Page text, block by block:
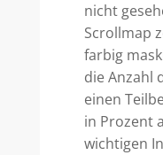
nicht
Scrollmap
farbig
die Anzahl
einen
in Prozent
wichtigen